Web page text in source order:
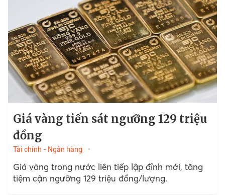
Giá vàng tiến sát ngưỡng 129 triệu
đồng
Tài chính - Ngân hàng
Giá vàng trong nước liên tiếp lập đỉnh mới, tăng
tiệm cận ngưỡng 129 triệu đồng/lượng.